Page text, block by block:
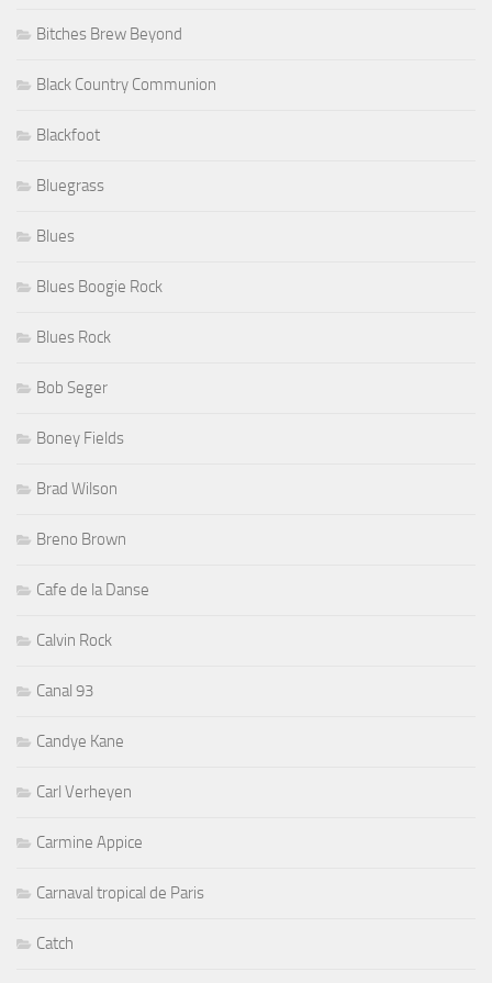
Bitches Brew Beyond
Black Country Communion
Blackfoot
Bluegrass
Blues
Blues Boogie Rock
Blues Rock
Bob Seger
Boney Fields
Brad Wilson
Breno Brown
Cafe de la Danse
Calvin Rock
Canal 93
Candye Kane
Carl Verheyen
Carmine Appice
Carnaval tropical de Paris
Catch